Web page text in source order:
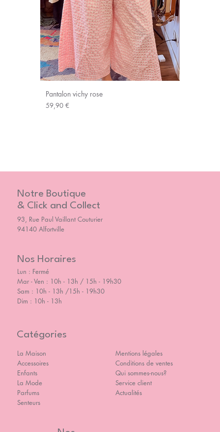
Pantalon vichy rose
Prix
59,90 €
Notre Boutique
& Click and Collect
93, Rue Paul Vaillant Couturier
94140 Alfortville
Nos Horaires
Lun : Fermé
Mar - Ven : 10h - 13h / 15h - 19h30
Sam : 10h - 13h /15h - 19h30
Dim : 10h - 13h
Catégories
La Maison
Accessoires
Enfants
La Mode
Parfums
Senteurs
Mentions légales
Conditions de ventes
Qui sommes-nous?
Service client
Actualités